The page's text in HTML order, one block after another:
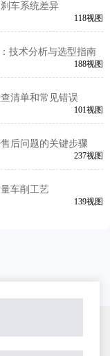
车系统差异
118视图
技术分析与选型指南
188视图
清单和常见错误
101视图
后问题的关键步骤
237视图
车削工艺
139视图